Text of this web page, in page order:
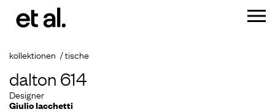
kollektionen tische
dalton 614
Designer
Giulio Iacchetti